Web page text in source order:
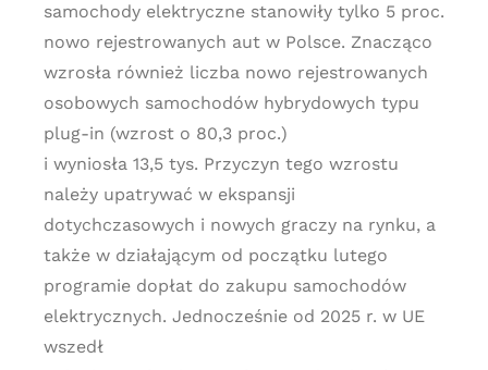
samochody elektryczne stanowiły tylko 5 proc.
nowo rejestrowanych aut w Polsce. Znacząco
wzrosła również liczba nowo rejestrowanych
osobowych samochodów hybrydowych typu
plug-in (wzrost o 80,3 proc.)
i wyniosła 13,5 tys. Przyczyn tego wzrostu
należy upatrywać w ekspansji
dotychczasowych i nowych graczy na rynku, a
także w działającym od początku lutego
programie dopłat do zakupu samochodów
elektrycznych. Jednocześnie od 2025 r. w UE
wszedł